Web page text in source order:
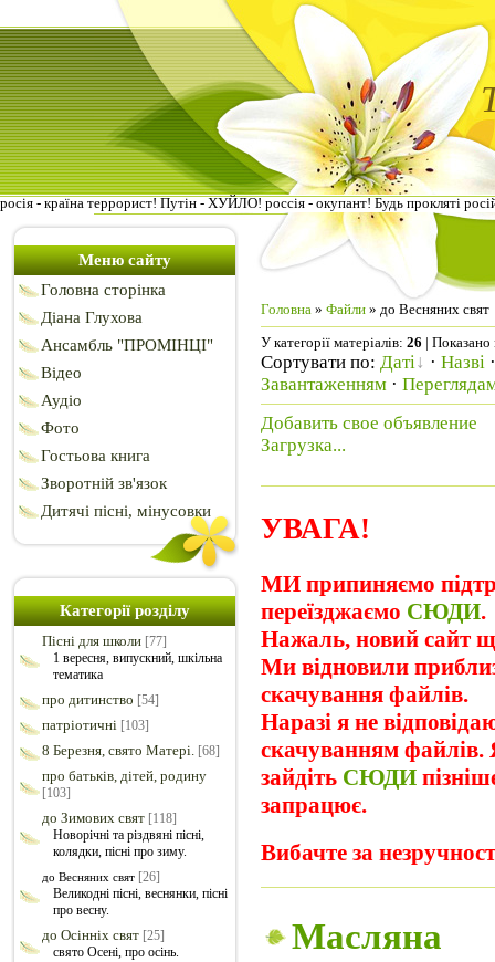
росія - країна террорист! Путін - ХУЙЛО! россія - окупант! Будь прокляті
Меню сайту
Головна сторінка
Діана Глухова
Ансамбль "ПРОМІНЦІ"
Відео
Аудіо
Фото
Гостьова книга
Зворотній зв'язок
Дитячі пісні, мінусовки
Категорії розділу
Пісні для школи [77]
1 вересня, випускний, шкільна
тематика
про дитинство [54]
патріотичні [103]
8 Березня, свято Матері. [68]
про батьків, дітей, родину
[103]
до Зимових свят [118]
Новорічні та різдвяні пісні,
колядки, пісні про зиму.
до Весняних свят [26]
Великодні пісні, веснянки, пісні
про весну.
до Осінніх свят [25]
свято Осені, про осінь.
Головна » Файли » до Весняних свят
У категорії матеріалів: 26 | Показано
Сортувати по: Даті · Назві
Завантаженням ·
Добавить свое объявление
Загрузка...
УВАГА!
МИ припиняємо
переїзджаємо СЮДИ.
Нажаль, новий сайт
Ми відновили
скачування файлів.
Наразі я не
скачуванням файлів.
зайдіть СЮДИ
запрацює.
Вибачте за
Масляна